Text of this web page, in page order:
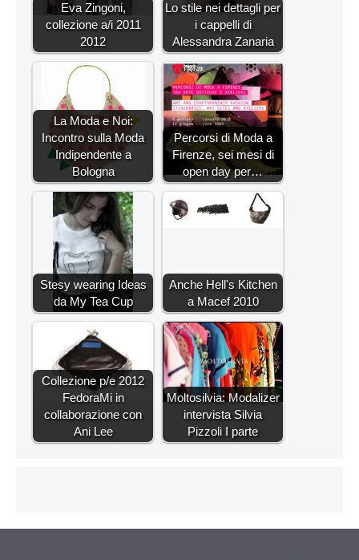
Eva Zingoni,
collezione a/i 2011
2012
Lo stile nei dettagli per
i cappelli di
Alessandra Zanaria
La Moda e Noi:
Incontro sulla Moda
Indipendente a
Bologna
Percorsi di Moda a
Firenze, sei mesi di
open day per…
Stesy wearing Ideas
da My Tea Cup
Anche Hell's Kitchen
a Macef 2010
Collezione p/e 2012
FedoraMi in
collaborazione con
Ani Lee
Moltosilvia: Modalizer
intervista Silvia
Pizzoli I parte